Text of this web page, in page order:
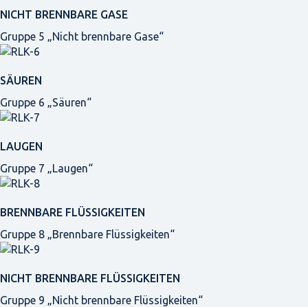
NICHT BRENNBARE GASE
Gruppe 5 „Nicht brennbare Gase“
SÄUREN
Gruppe 6 „Säuren“
LAUGEN
Gruppe 7 „Laugen“
BRENNBARE FLÜSSIGKEITEN
Gruppe 8 „Brennbare Flüssigkeiten“
NICHT BRENNBARE FLÜSSIGKEITEN
Gruppe 9 „Nicht brennbare Flüssigkeiten“